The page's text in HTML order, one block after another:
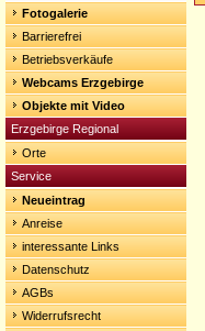
Fotogalerie
Barrierefrei
Betriebsverkäufe
Webcams Erzgebirge
Objekte mit Video
Erzgebirge Regional
Orte
Service
Neueintrag
Anreise
interessante Links
Datenschutz
AGBs
Widerrufsrecht